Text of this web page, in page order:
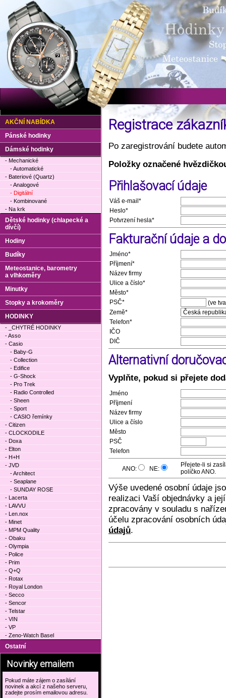
Registrace
Po zaregistrování budete
Položky označené
Přihlašovací údaje
Váš e-mail*
Heslo*
Potvrzení hesla*
Fakturační údaje a
Jméno*
Příjmení*
Název firmy
Ulice a číslo*
Město*
PSČ*
(ve
Země*
Telefon*
IČO
DIČ
Alternativní
Vyplňte, pokud si přejete
Jméno
Příjmení
Název firmy
Ulice a číslo
Město
PSČ
Telefon
ANO: NE:
Přejete-li si
políčko ANO.
Výše uvedené osobní údaje
realizaci Vaší objednávky a
zpracovány v souladu s
účelu zpracování osobních
údajů.
AKČNÍ NABÍDKA
Pánské hodinky
Dámské hodinky
- Mechanické
- Automatické
- Bateriové (Quartz)
- Analogové
- Digitální
- Kombinované
- Na krk
Dětské hodinky (chlapecké a
dívčí)
Hodiny
Budíky
Meteostanice, barometry
a vlhkoměry
Minutky
Stopky a krokoměry
HODINKY
- _CHYTRÉ HODINKY
- Asso
- Casio
- Baby-G
- Collection
- Edifice
- G-Shock
- Pro Trek
- Radio Controlled
- Sheen
- Sport
- CASIO řemínky
- Citizen
- CLOCKODILE
- Doxa
- Elton
- H+H
- JVD
- Architect
- Seaplane
- SUNDAY ROSE
- Lacerta
- LAVVU
- Len.nox
- Minet
- MPM Quality
- Obaku
- Olympia
- Police
- Prim
- Q+Q
- Rotax
- Royal London
- Secco
- Sencor
- Telstar
- VIN
- VP
- Zeno-Watch Basel
Ostatní
Novinky emailem
Pokud máte zájem o zasílání
novinek a akcí z našeho serveru,
zadejte prosím emailovou adresu.